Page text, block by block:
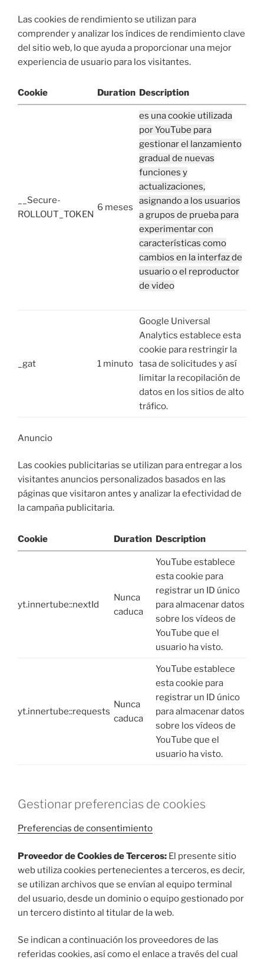
Las cookies de rendimiento se utilizan para
comprender y analizar los índices de rendimiento clave
del sitio web, lo que ayuda a proporcionar una mejor
experiencia de usuario para los visitantes.
Cookie Duration Description
__Secure-
ROLLOUT_TOKEN
6 meses
es una cookie utilizada
por YouTube para
gestionar el lanzamiento
gradual de nuevas
funciones y
actualizaciones,
asignando a los usuarios
a grupos de prueba para
experimentar con
características como
cambios en la interfaz de
usuario o el reproductor
de video
_gat 1 minuto
Google Universal
Analytics establece esta
cookie para restringir la
tasa de solicitudes y así
limitar la recopilación de
datos en los sitios de alto
tráfico.
Anuncio
Las cookies publicitarias se utilizan para entregar a los
visitantes anuncios personalizados basados ​​en las
páginas que visitaron antes y analizar la efectividad de
la campaña publicitaria.
Cookie Duration Description
yt.innertube::nextId
Nunca
caduca
YouTube establece
esta cookie para
registrar un ID único
para almacenar datos
sobre los vídeos de
YouTube que el
usuario ha visto.
yt.innertube::requests
Nunca
caduca
YouTube establece
esta cookie para
registrar un ID único
para almacenar datos
sobre los vídeos de
YouTube que el
usuario ha visto.
Gestionar preferencias de cookies
Preferencias de consentimiento
Proveedor de Cookies de Terceros: El presente sitio
web utiliza cookies pertenecientes a terceros, es decir,
se utilizan archivos que se envían al equipo terminal
del usuario, desde un dominio o equipo gestionado por
un tercero distinto al titular de la web.
Se indican a continuación los proveedores de las
referidas cookies, así como el enlace a través del cual